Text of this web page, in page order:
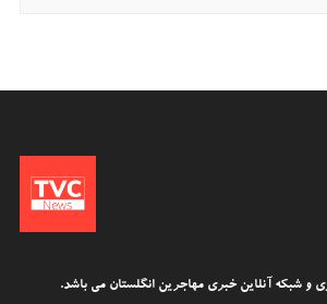
و شبکه آنلاین خبری مهاجرین انگلستان می باشد.